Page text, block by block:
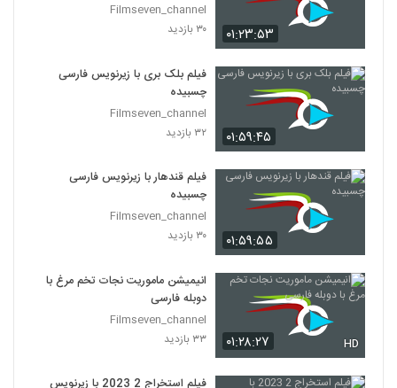
۰۱:۲۳:۵۳
Filmseven_channel
۳۰ بازدید
۰۱:۵۹:۴۵
فیلم بلک بری با زیرنویس فارسی
چسبیده
Filmseven_channel
۳۲ بازدید
۰۱:۵۹:۵۵
فیلم قندهار با زیرنویس فارسی
چسبیده
Filmseven_channel
۳۰ بازدید
۰۱:۲۸:۲۷ HD
انیمیشن ماموریت نجات تخم مرغ با
دوبله فارسی
Filmseven_channel
۳۳ بازدید
فیلم استخراج 2 2023 با زیرنویس